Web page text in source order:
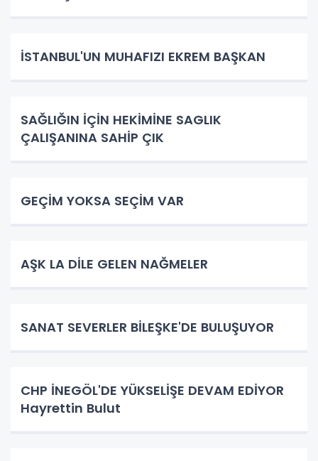
İSTANBUL'UN MUHAFIZI EKREM BAŞKAN
SAĞLIĞIN İÇİN HEKİMİNE SAGLIK
ÇALIŞANINA SAHİP ÇIK
GEÇİM YOKSA SEÇİM VAR
AŞK LA DİLE GELEN NAĞMELER
SANAT SEVERLER BİLEŞKE'DE BULUŞUYOR
CHP İNEGÖL'DE YÜKSELİŞE DEVAM EDİYOR
Hayrettin Bulut